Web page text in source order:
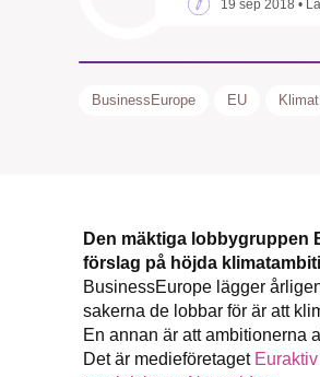
19 sep 2018 •
BusinessEurope EU Klimat
Den mäktiga lobbygruppen
förslag på höjda
BusinessEurope lägger
sakerna de lobbar för är att
En annan är att ambitionerna
Det är medieföretaget